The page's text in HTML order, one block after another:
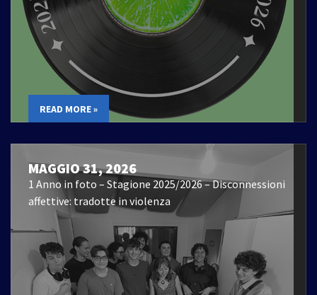
READ MORE »
MAGGIO 31, 2026
1 Anno in foto – Stagione 2025/2026 – Disconnessioni
affettive: tradotte in violenza